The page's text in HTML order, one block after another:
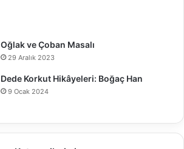
Oğlak ve Çoban Masalı
29 Aralık 2023
Dede Korkut Hikâyeleri: Boğaç Han
9 Ocak 2024